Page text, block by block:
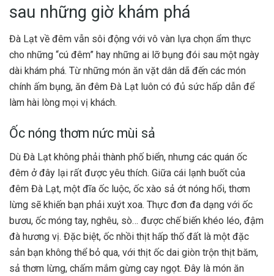
sau những giờ khám phá
Đà Lạt về đêm vẫn sôi động với vô vàn lựa chọn ẩm thực
cho những “cú đêm” hay những ai lỡ bụng đói sau một ngày
dài khám phá. Từ những món ăn vặt dân dã đến các món
chính ấm bụng, ăn đêm Đà Lạt luôn có đủ sức hấp dẫn để
làm hài lòng mọi vị khách.
Ốc nóng thơm nức mùi sả
Dù Đà Lạt không phải thành phố biển, nhưng các quán ốc
đêm ở đây lại rất được yêu thích. Giữa cái lạnh buốt của
đêm Đà Lạt, một đĩa ốc luộc, ốc xào sả ớt nóng hổi, thơm
lừng sẽ khiến bạn phải xuýt xoa. Thực đơn đa dạng với ốc
bươu, ốc móng tay, nghêu, sò… được chế biến khéo léo, đậm
đà hương vị. Đặc biệt, ốc nhồi thịt hấp thố đất là một đặc
sản bạn không thể bỏ qua, với thịt ốc dai giòn trộn thịt băm,
sả thơm lừng, chấm mắm gừng cay ngọt. Đây là món ăn